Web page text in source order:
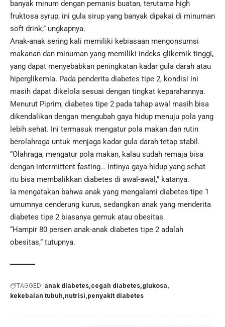
banyak minum dengan pemanis buatan, terutama high
fruktosa syrup, ini gula sirup yang banyak dipakai di minuman
soft drink,” ungkapnya.
Anak-anak sering kali memiliki kebiasaan mengonsumsi
makanan dan minuman yang memiliki indeks glikemik tinggi,
yang dapat menyebabkan peningkatan kadar gula darah atau
hiperglikemia. Pada penderita diabetes tipe 2, kondisi ini
masih dapat dikelola sesuai dengan tingkat keparahannya.
Menurut Piprim, diabetes tipe 2 pada tahap awal masih bisa
dikendalikan dengan mengubah gaya hidup menuju pola yang
lebih sehat. Ini termasuk mengatur pola makan dan rutin
berolahraga untuk menjaga kadar gula darah tetap stabil.
“Olahraga, mengatur pola makan, kalau sudah remaja bisa
dengan intermittent fasting… Intinya gaya hidup yang sehat
itu bisa membalikkan diabetes di awal-awal,” katanya.
Ia mengatakan bahwa anak yang mengalami diabetes tipe 1
umumnya cenderung kurus, sedangkan anak yang menderita
diabetes tipe 2 biasanya gemuk atau obesitas.
“Hampir 80 persen anak-anak diabetes tipe 2 adalah
obesitas,” tutupnya.
TAGGED: anak diabetes cegah diabetes glukosa
kekebalan tubuh nutrisi penyakit diabetes